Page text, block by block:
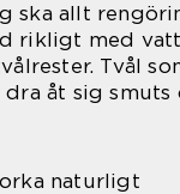
ska allt
rikligt med
Tvål
dra åt sig smuts
naturligt